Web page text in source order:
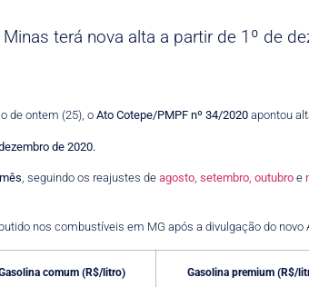
terá nova alta a partir de 1º de
de ontem (25), oAto Cotepe/PMPF nº 34/2020 apontou
de 2020.
, seguindo os reajustes deagosto ,setembro, outubro e
nos combustíveis em MG após a divulgação do novo
comum (R$/litro) Gasolina premium (R$/